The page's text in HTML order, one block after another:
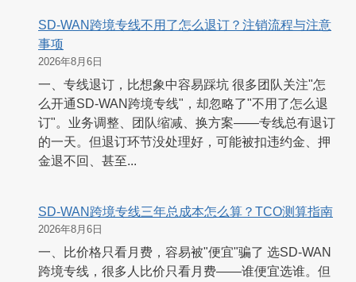
SD-WAN跨境专线不用了怎么退订？注销流程与注意
事项
2026年8月6日
一、专线退订，比想象中容易踩坑 很多团队关注"怎
么开通SD-WAN跨境专线"，却忽略了"不用了怎么退
订"。业务调整、团队缩减、换方案——专线总有退订
的一天。但退订环节没处理好，可能被扣违约金、押
金退不回、甚至...
SD-WAN跨境专线三年总成本怎么算？TCO测算指南
2026年8月6日
一、比价格只看月费，容易被"便宜"骗了 选SD-WAN
跨境专线，很多人比价只看月费——谁便宜选谁。但